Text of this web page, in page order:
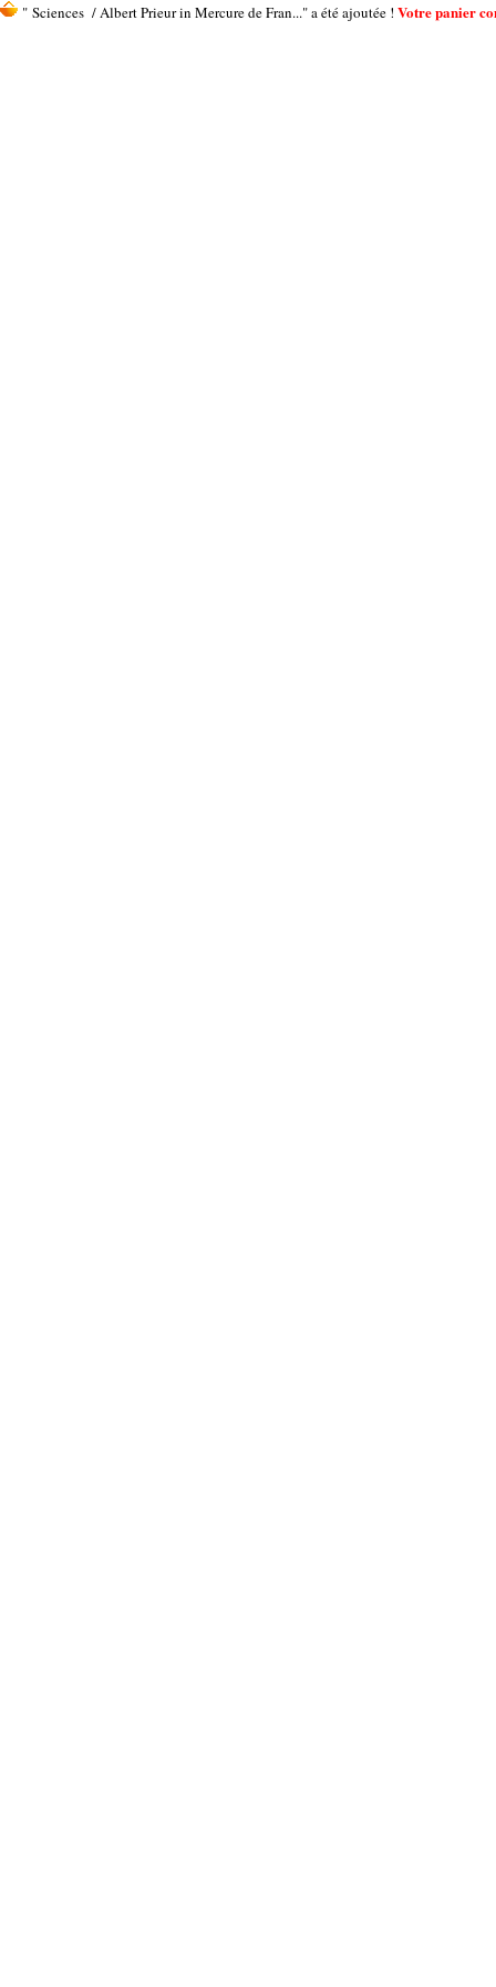
" Sciences / Albert Prieur in Mercure de Fran..." a été ajoutée ! Votre panier